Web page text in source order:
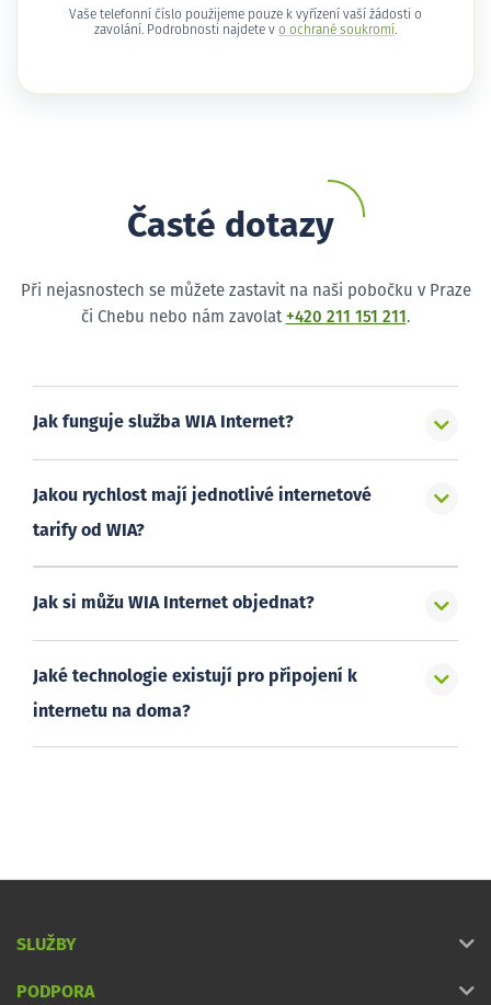
Vaše telefonní číslo použijeme pouze k vyřízení vaší žádosti o
zavolání. Podrobnosti najdete v o ochraně soukromí .
Časté dotazy
Při nejasnostech se můžete zastavit na naši pobočku v Praze
či Chebu nebo nám zavolat +420 211 151 211 .
Jak funguje služba WIA Internet?
Jakou rychlost mají jednotlivé internetové
tarify od WIA?
Jak si můžu WIA Internet objednat?
Jaké technologie existují pro připojení k
internetu na doma?
SLUŽBY
PODPORA